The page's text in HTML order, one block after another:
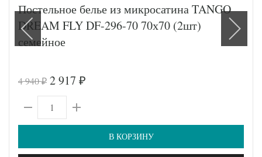
Постельное белье из микросатина TANGO
DREAM FLY DF-296-70 70х70 (2шт)
семейное
4 940₽ 2 917 ₽
В КОРЗИНУ